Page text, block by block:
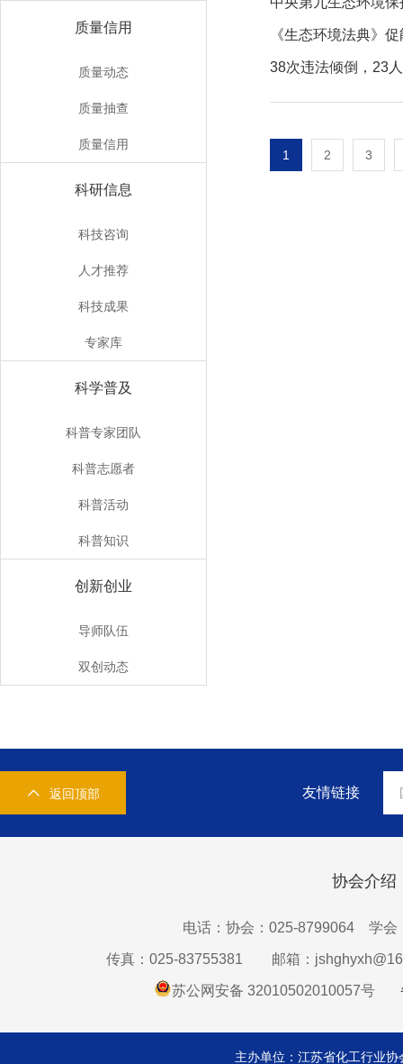
质量信用
质量动态
质量抽查
质量信用
科研信息
科技咨询
人才推荐
科技成果
专家库
科学普及
科普专家团队
科普志愿者
科普活动
科普知识
创新创业
导师队伍
双创动态
《生态环境法典》
38次违法倾倒，23
1 2 3
返回顶部 友情链接
协会介绍
电话：协会：025-8799064 学会
传真：025-83755381 邮箱：
苏公网安备 32010502010057号
主办单位：江苏省化工行业